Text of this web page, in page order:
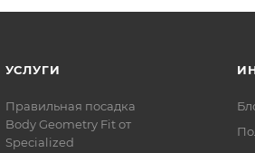
УСЛУГИ
Правильная посадка
Body Geometry Fit от
Specialized